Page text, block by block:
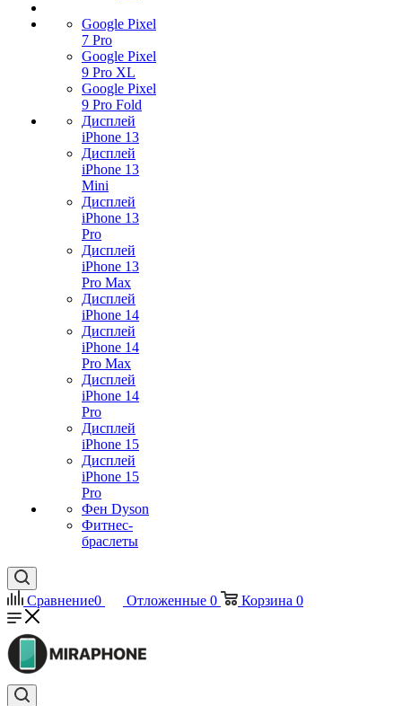
Google Pixel
7 Pro
Google Pixel
9 Pro XL
Google Pixel
9 Pro Fold
Дисплей
iPhone 13
Дисплей
iPhone 13
Mini
Дисплей
iPhone 13
Pro
Дисплей
iPhone 13
Pro Max
Дисплей
iPhone 14
Дисплей
iPhone 14
Pro Max
Дисплей
iPhone 14
Pro
Дисплей
iPhone 15
Дисплей
iPhone 15
Pro
Фен Dyson
Фитнес-
браслеты
Сравнение0 Отложенные 0 Корзина 0